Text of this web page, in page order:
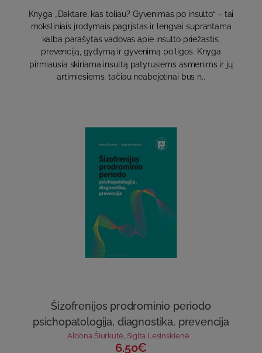
Knyga „Daktare, kas toliau? Gyvenimas po insulto“ – tai
moksliniais įrodymais pagrįstas ir lengvai suprantama
kalba parašytas vadovas apie insulto priežastis,
prevenciją, gydymą ir gyvenimą po ligos. Knyga
pirmiausia skiriama insultą patyrusiems asmenims ir jų
artimiesiems, tačiau neabejotinai bus n..
Šizofrenijos prodrominio periodo
psichopatologija, diagnostika, prevencija
Aldona Šiurkutė, Sigita Lesinskienė
6.50€